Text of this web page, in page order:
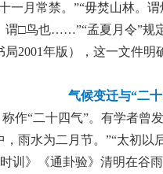
一月常禁。”“毋焚山林。
谓□鸟也……”“孟夏月令”
2001年版），这一文件
气候变迁与“二
作“二十四气”。有学者
雨水为二月节。”“太初
训》《通卦验》清明在